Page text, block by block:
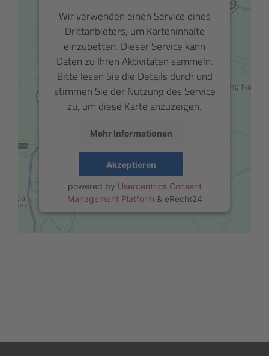
Wir verwenden einen Service eines
Drittanbieters, um Karteninhalte
einzubetten. Dieser Service kann
Daten zu Ihren Aktivitäten sammeln.
Bitte lesen Sie die Details durch und
stimmen Sie der Nutzung des Service
zu, um diese Karte anzuzeigen.
Mehr Informationen
Akzeptieren
powered by Usercentrics Consent
Management Platform & eRecht24